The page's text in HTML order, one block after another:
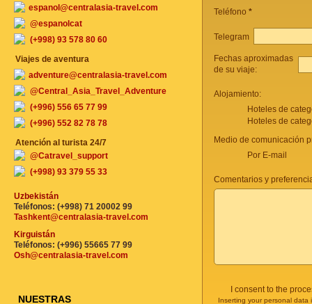
Teléfono *
Telegram
Fechas aproximadas
de su viaje:
Alojamiento:
Hoteles de
Hoteles de
Medio de comunicación
Por E-mail
Comentarios y
I consent to the
Inserting your personal
espanol@centralasia-travel.com
@espanolcat
(+998) 93 578 80 60
Viajes de aventura
adventure@centralasia-travel.com
@Central_Asia_Travel_Adventure
(+996) 556 65 77 99
(+996) 552 82 78 78
Atención al turista 24/7
@Catravel_support
(+998) 93 379 55 33
Uzbekistán
Teléfonos: (+998) 71 20002 99
Tashkent@centralasia-travel.com
Kirguistán
Teléfonos: (+996) 55665 77 99
Osh@centralasia-travel.com
NUESTRAS